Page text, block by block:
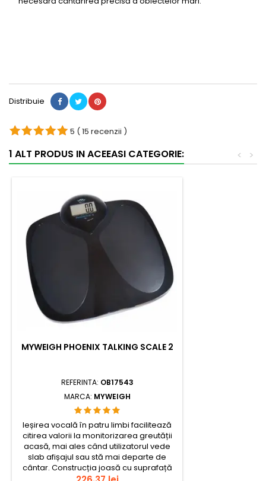
Distribuie
5 ( 15 recenzii )
1 ALT PRODUS IN ACEEASI CATEGORIE: >
<
MYWEIGH PHOENIX TALKING SCALE 2
REFERINTA: OB17543
MARCA: MYWEIGH
Ieșirea vocală în patru limbi facilitează
citirea valorii la monitorizarea greutății
acasă, mai ales când utilizatorul vede
slab afișajul sau stă mai departe de
cântar. Construcția joasă cu suprafață
mare antiderapantă oferă o urcare